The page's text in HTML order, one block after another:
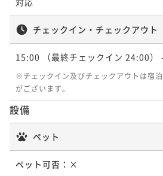
チェックイン・チェックアウト
15:00 （最終チェックイン 24:00）
※チェックイン及びチェックアウトは宿
がございます。
設備
ペット
ペット可否： ×